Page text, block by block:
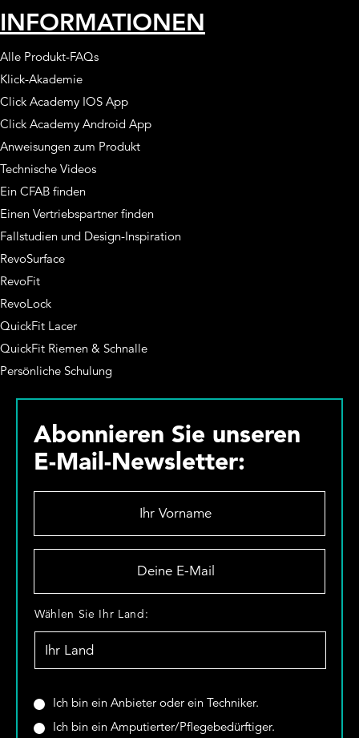
INFORMATIONEN
Alle Produkt-FAQs
Klick-Akademie
Click Academy IOS App
Click Academy Android App
Anweisungen zum Produkt
Technische Videos
Ein CFAB finden
Einen Vertriebspartner finden
Fallstudien und Design-Inspiration
RevoSurface
RevoFit
RevoLock
QuickFit Lacer
QuickFit Riemen & Schnalle
Persönliche Schulung
Abonnieren Sie unseren
E-Mail-Newsletter:
r
V
a
i
n
e
a
l
W
ä
l
n
S
Wählen Sie Ihr Land:
S
i
Ich bin ein Anbieter oder ein Techniker.
Ich bin ein Amputierter/Pflegebedürftiger.